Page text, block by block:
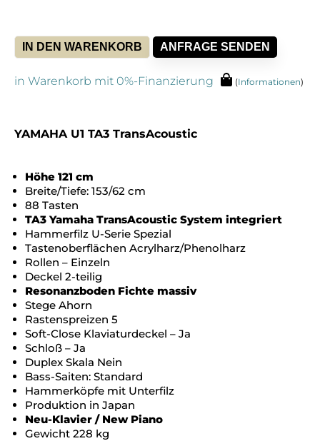
IN DEN WARENKORB ANFRAGE SENDEN
in Warenkorb mit 0%-Finanzierung (Informationen)
YAMAHA U1 TA3 TransAcoustic
Höhe 121 cm
Breite/Tiefe: 153/62 cm
88 Tasten
TA3 Yamaha TransAcoustic System integriert
Hammerfilz U-Serie Spezial
Tastenoberflächen Acrylharz/Phenolharz
Rollen – Einzeln
Deckel 2-teilig
Resonanzboden Fichte massiv
Stege Ahorn
Rastenspreizen 5
Soft-Close Klaviaturdeckel – Ja
Schloß – Ja
Duplex Skala Nein
Bass-Saiten: Standard
Hammerköpfe mit Unterfilz
Produktion in Japan
Neu-Klavier / New Piano
Gewicht 228 kg